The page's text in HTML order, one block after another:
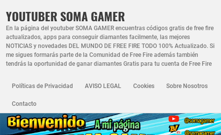
YOUTUBER SOMA GAMER
En la página del youtuber SOMA GAMER encuentras códigos gratis de free fire
actualizados, apps para conseguir diamantes facilmente, las mejores
NOTICIAS y novedades DEL MUNDO DE FREE FIRE TODO 100% Actualizado. Si
me sigues formarás parte de la Comunidad de Free Fire además también
tendrás la oportunidad de ganar diamantes Gratis para tu cuenta de Free Fire
Políticas de Privacidad AVISO LEGAL Cookies Sobre Nosotros
Contacto